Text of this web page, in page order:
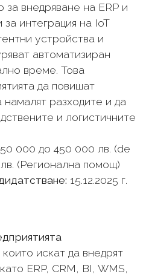
внедряване на ERP и
интеграция на IoT
устройства и
автоматизиран
време. Това
да повишат
разходите и да
и логистичните
000 до 450 000 лв. (de
(Регионална помощ)
15.12.2025 г.
искат да внедрят
ERP, CRM, BI, WMS,